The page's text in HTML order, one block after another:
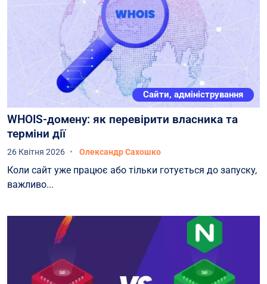
Сайти, адміністрування
WHOIS-домену: як перевірити власника та
терміни дії
26 Квітня 2026 Олександр Сахошко
Коли сайт уже працює або тільки готується до запуску,
важливо...